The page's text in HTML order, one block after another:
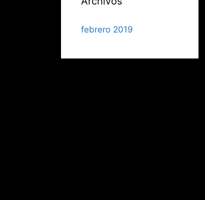
febrero 2019